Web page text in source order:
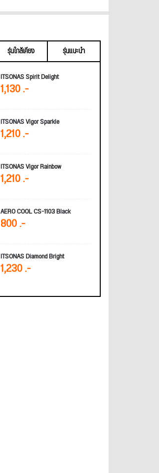
รุ่นใกล้เคียง
รุ่นแนะนำ
ITSONAS Spirit Delight
1,130 .-
ITSONAS Vigor Sparkle
1,210 .-
ITSONAS Vigor Rainbow
1,210 .-
AERO COOL CS-1103 Black
800 .-
ITSONAS Diamond Bright
1,230 .-